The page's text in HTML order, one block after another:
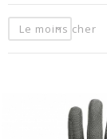
Le moins cher